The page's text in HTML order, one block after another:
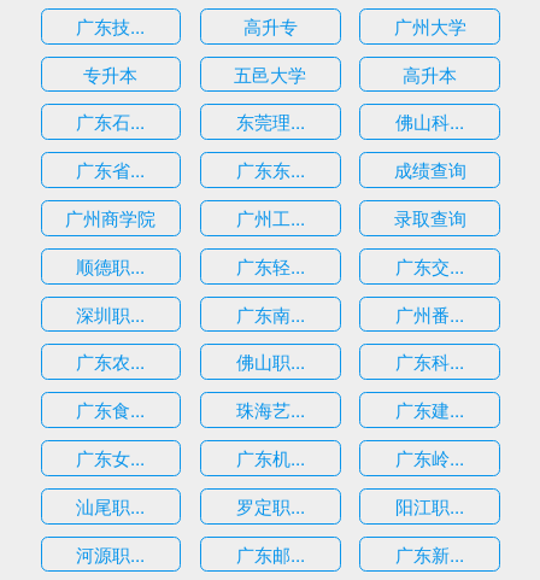
广东技... 高升专
广州大学
专升本
五邑大学
高升本
广东石...
东莞理...
佛山科...
广东省...
广东东...
成绩查询
广州商学院
广州工...
录取查询
顺德职...
广东轻...
广东交...
深圳职...
广东南...
广州番...
广东农...
佛山职...
广东科...
广东食...
珠海艺...
广东建...
广东女...
广东机...
广东岭...
汕尾职...
罗定职...
阳江职...
河源职...
广东邮...
广东新...